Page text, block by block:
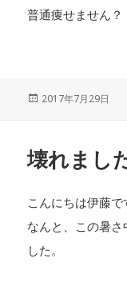
普通痩せません？
投
2017年7月29日
壊れまし
こんにちは伊藤で
なんと、この暑
した。